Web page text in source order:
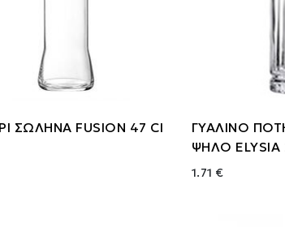
ΣΩΛΗΝΑ FUSION 47 Cl
ΓΥΑΛΙΝΟ
ΨΗΛΟ ELYSIA
1.71 €